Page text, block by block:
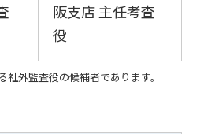
阪支店 主任考査
役
社外監査役の候補者であります。